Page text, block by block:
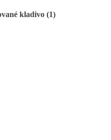
kladivo (1)